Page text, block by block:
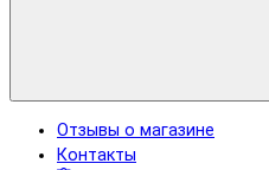
Отзывы о магазине
Контакты